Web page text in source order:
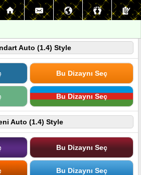
Auto (1.4) Style
Bu Dizaynı Seç
Bu Dizaynı Seç
Auto (1.4) Style
Bu Dizaynı Seç
Bu Dizaynı Seç